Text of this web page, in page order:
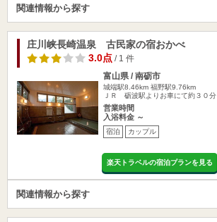
関連情報から探す
庄川峡長崎温泉 古民家の宿おかべ
3.0点/ 1 件
富山県 / 南砺市
城端駅8.46km 福野駅9.76km
ＪＲ 砺波駅よりお車にて約３０分
営業時間
入浴料金 ～
宿泊 カップル
楽天トラベルの宿泊プランを見る
関連情報から探す